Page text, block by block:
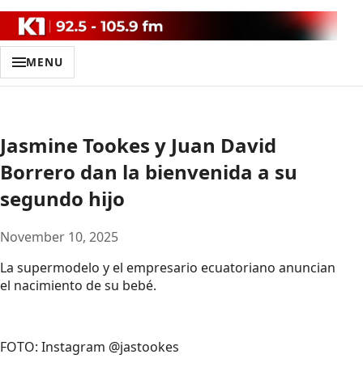
MENU
Jasmine Tookes y Juan David
Borrero dan la bienvenida a su
segundo hijo
November 10, 2025
La supermodelo y el empresario ecuatoriano anuncian
el nacimiento de su bebé.
FOTO: Instagram @jastookes